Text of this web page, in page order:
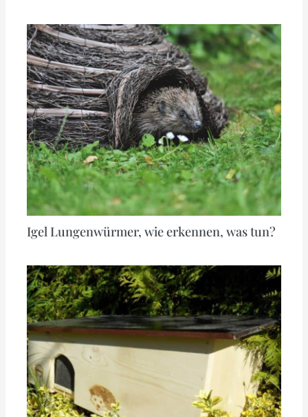
Igel Lungenwürmer, wie erkennen, was tun?